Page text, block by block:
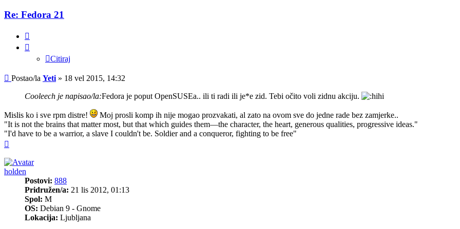
Re: Fedora 21
Citiraj
Post
Postao/la Yeti » 18 vel 2015, 14:32
Cooleech je napisao/la:Fedora je poput OpenSUSEa.. ili ti radi ili je*e zid. Tebi očito voli zidnu akciju.
Mislis ko i sve rpm distre!
Moj prosli komp ih nije mogao prozvakati, al zato na ovom sve do jedne rade bez zamjerke..
"It is not the brains that matter most, but that which guides them—the character, the heart, generous qualities, progressive ideas."
"I'd have to be a warrior, a slave I couldn't be. Soldier and a conqueror, fighting to be free"
holden
Postovi: 888
Pridružen/a: 21 lis 2012, 01:13
Spol: M
OS: Debian 9 - Gnome
Lokacija: Ljubljana